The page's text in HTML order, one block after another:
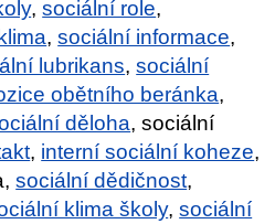
,sociální role,
,sociální informace,
lubrikans,sociální
obětního beránka,
děloha, sociální
, interní sociální koheze,
sociální dědičnost,
klima školy,sociální